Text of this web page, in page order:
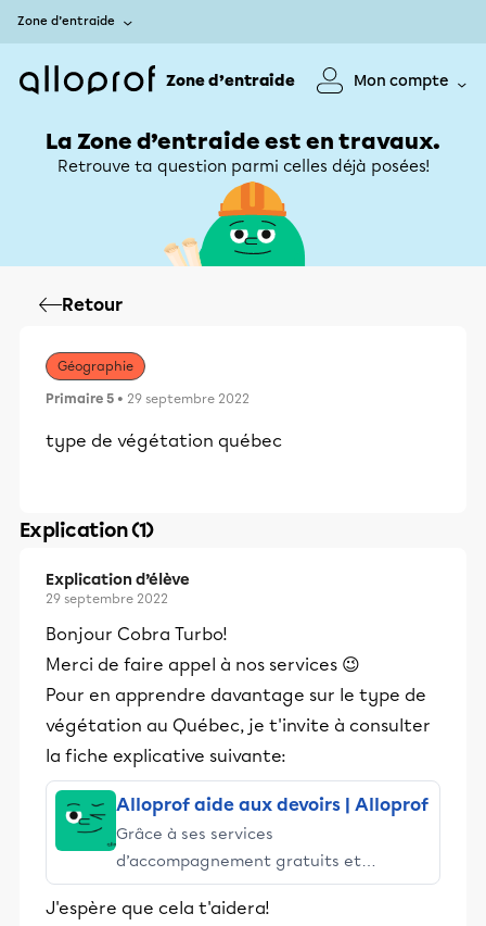
Zone d’entraide
Zone d’entraide Mon compte
La Zone d’entraide est en travaux.
Retrouve ta question parmi celles déjà posées!
Retour
Géographie
Primaire 5 • 29 septembre 2022
type de végétation québec
Explication (1)
Explication d’élève
29 septembre 2022
Bonjour Cobra Turbo!
Merci de faire appel à nos services 😉
Pour en apprendre davantage sur le type de
végétation au Québec, je t'invite à consulter
la fiche explicative suivante:
Alloprof aide aux devoirs | Alloprof
Grâce à ses services
d’accompagnement gratuits et
stimulants, Alloprof engage les élèves
et leurs parents dans la réussite
J'espère que cela t'aidera!